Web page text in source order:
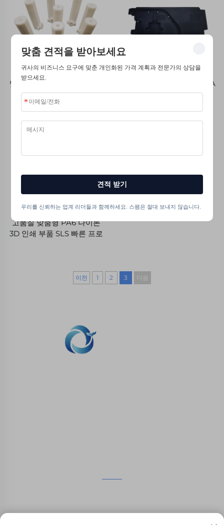
맞춤형 SLS 3D 인쇄 흰색 나
이론 플라스틱 부품 빠른 프
로토타이핑 서비스
레진 3D 인쇄 부품, SLS/SLA
래피드 프로토타입 3D 인쇄
고품질 맞춤형 PA6 나이론
3D 인쇄 부품 SLS 빠른 프로
이전 1 2 3 다음
맞춤 견적을 받아보세요
귀사의 비즈니스 요구에 맞춘 개인화된 가격 계획과 전문가의 상담을
받으세요.
견적 받기
우리를 신뢰하는 업계 리더들과 함께하세요. 스팸은 절대 보내지 않습니다.